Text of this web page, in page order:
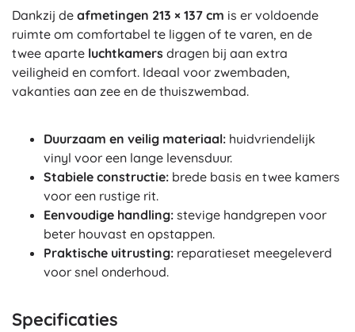
Dankzij de afmetingen 213 × 137 cm is er voldoende
ruimte om comfortabel te liggen of te varen, en de
twee aparte luchtkamers dragen bij aan extra
veiligheid en comfort. Ideaal voor zwembaden,
vakanties aan zee en de thuiszwembad.
Duurzaam en veilig materiaal: huidvriendelijk
vinyl voor een lange levensduur.
Stabiele constructie: brede basis en twee kamers
voor een rustige rit.
Eenvoudige handling: stevige handgrepen voor
beter houvast en opstappen.
Praktische uitrusting: reparatieset meegeleverd
voor snel onderhoud.
Specificaties